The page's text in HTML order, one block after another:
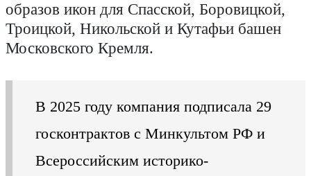
образов икон для Спасской, Боровицкой,
Троицкой, Никольской и Кутафьи башен
Московского Кремля.
В 2025 году компания подписала 29
госконтрактов с Минкультом РФ и
Всероссийским историко-